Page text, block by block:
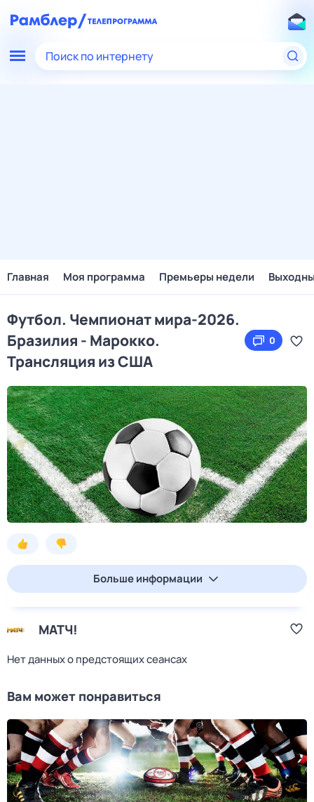
Поиск по интернету
Главная Моя программа Премьеры недели
Футбол. Чемпионат мира-2026.
Бразилия - Марокко.
Трансляция из США
0
Больше информации
МАТЧ!
Нет данных о предстоящих сеансах
Вам может понравиться